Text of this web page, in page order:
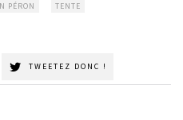
PÉRON TENTE
TWEETEZ DONC !